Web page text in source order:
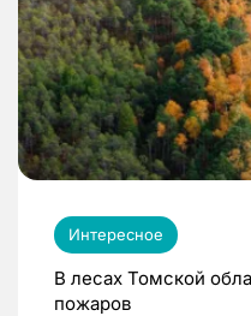
Интересное
В лесах Томской
пожаров